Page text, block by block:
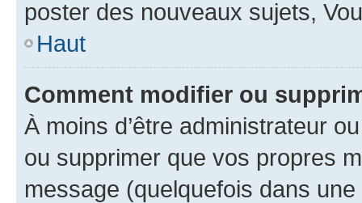
poster des nouveaux sujets,
Haut
Comment modifier ou
À moins d’être administrateur
ou supprimer que vos propres
message (quelquefois dans